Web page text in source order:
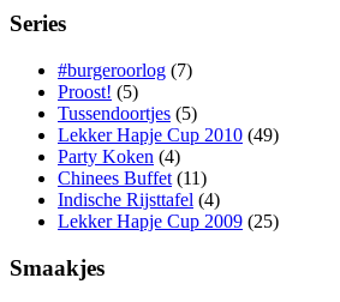
Series
#burgeroorlog (7)
Proost! (5)
Tussendoortjes (5)
Lekker Hapje Cup 2010 (49)
Party Koken (4)
Chinees Buffet (11)
Indische Rijsttafel (4)
Lekker Hapje Cup 2009 (25)
Smaakjes